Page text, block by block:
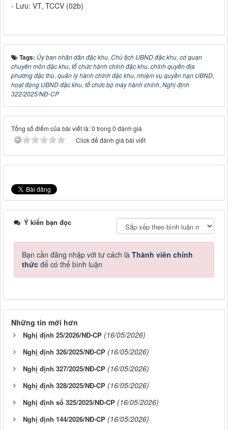
- Lưu: VT, TCCV (02b)
Tags: Ủy ban nhân dân đặc khu, Chủ tịch UBND đặc khu, cơ quan
chuyên môn đặc khu, tổ chức hành chính đặc khu, chính quyền địa
phương đặc thù, quản lý hành chính đặc khu, nhiệm vụ quyền hạn UBND,
hoạt động UBND đặc khu, tổ chức bộ máy hành chính, Nghị định
322/2025/NĐ-CP
Tổng số điểm của bài viết là: 0 trong 0 đánh giá
Click để đánh giá bài viết
Ý kiến bạn đọc
Bạn cần đăng nhập với tư cách là Thành viên chính
thức để có thể bình luận
Những tin mới hơn
Nghị định 25/2026/NĐ-CP (16/05/2026)
Nghị định 326/2025/NĐ-CP (16/05/2026)
Nghị định 327/2025/NĐ-CP (16/05/2026)
Nghị định 328/2025/NĐ-CP (16/05/2026)
Nghị định số 325/2025/NĐ-CP (16/05/2026)
Nghị định 144/2026/NĐ-CP (16/05/2026)